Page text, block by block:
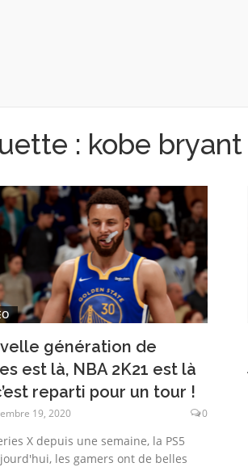
: kobe bryant
génération de
est là, NBA 2K21 est là
reparti pour un tour !
19, 2020 0
X depuis une semaine, la PS5
les gamers ont de belles